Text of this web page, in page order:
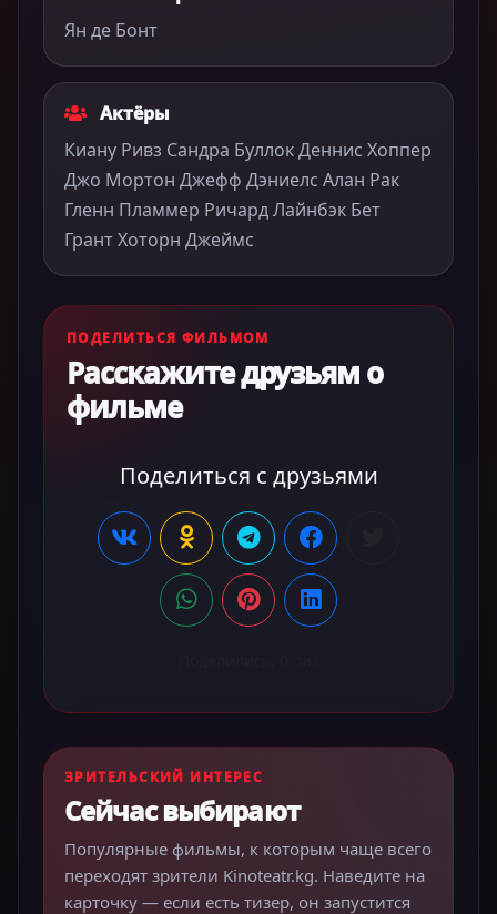
Ян де Бонт
Актёры
Киану Ривз Сандра Буллок Деннис Хоппер
Джо Мортон Джефф Дэниелс Алан Рак
Гленн Пламмер Ричард Лайнбэк Бет
Грант Хоторн Джеймс
ПОДЕЛИТЬСЯ ФИЛЬМОМ
Расскажите друзьям о
фильме
Поделиться с друзьями
ЗРИТЕЛЬСКИЙ ИНТЕРЕС
Сейчас выбирают
Популярные фильмы, к которым чаще всего
переходят зрители Kinoteatr.kg. Наведите на
карточку — если есть тизер, он запустится